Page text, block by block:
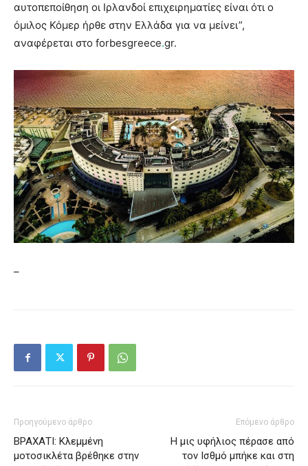
αυτοπεποίθηση οι Ιρλανδοί επιχειρηματίες είναι ότι ο
όμιλος Κόμερ ήρθε στην Ελλάδα για να μείνει”,
αναφέρεται στο forbesgreece.gr.
–
Προηγούμενο άρθρο
ΒΡΑΧΑΤΙ: Κλεμμένη
μοτοσικλέτα βρέθηκε στην
Επόμενο άρθρο
Η μις υφήλιος πέρασε από
τον Ισθμό μπήκε και στη